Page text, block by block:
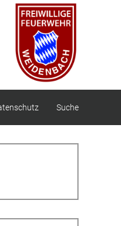
Suche